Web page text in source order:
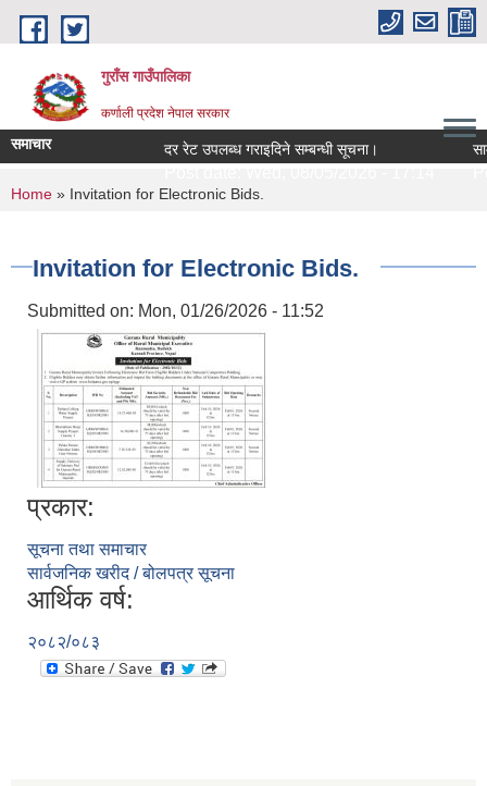
Skip to main content
गुराँस गाउँपालिका
कर्णाली प्रदेश नेपाल सरकार
समाचार दर रेट उपलब्ध गराइदिने सम्बन्धी सूचना।
You are here
Home » Invitation for Electronic Bids.
Invitation for Electronic Bids.
Submitted on: Mon, 01/26/2026 - 11:52
प्रकार:
सूचना तथा समाचार
सार्वजनिक खरीद / बोलपत्र सूचना
आर्थिक वर्ष:
२०८२/०८३